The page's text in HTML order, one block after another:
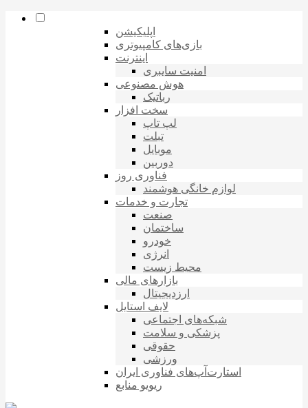
اپلیکیشن
بازی‌های کامپیوتری
اینترنت
امنیت سایبری
هوش مصنوعی
رباتیک
سخت افزار
لپ تاپ
تبلت
موبایل
دوربین
فناوری روز
لوازم خانگی هوشمند
تجارت و خدمات
صنعت
ساختمان
خودرو
انرژی
محیط زیست
بازارهای مالی
ارزدیجیتال
لایف استایل
شبکه‌های اجتماعی
پزشکی و سلامت
حقوقی
ورزشی
استارت‌آپ‌های فناوری ایران
ریویو منابع